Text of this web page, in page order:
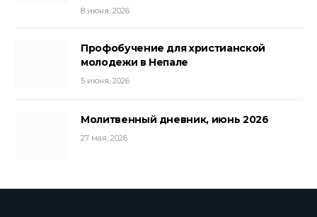
8 июня, 2026
Профобучение для христианской
молодежи в Непале
5 июня, 2026
Молитвенный дневник, июнь 2026
27 мая, 2026